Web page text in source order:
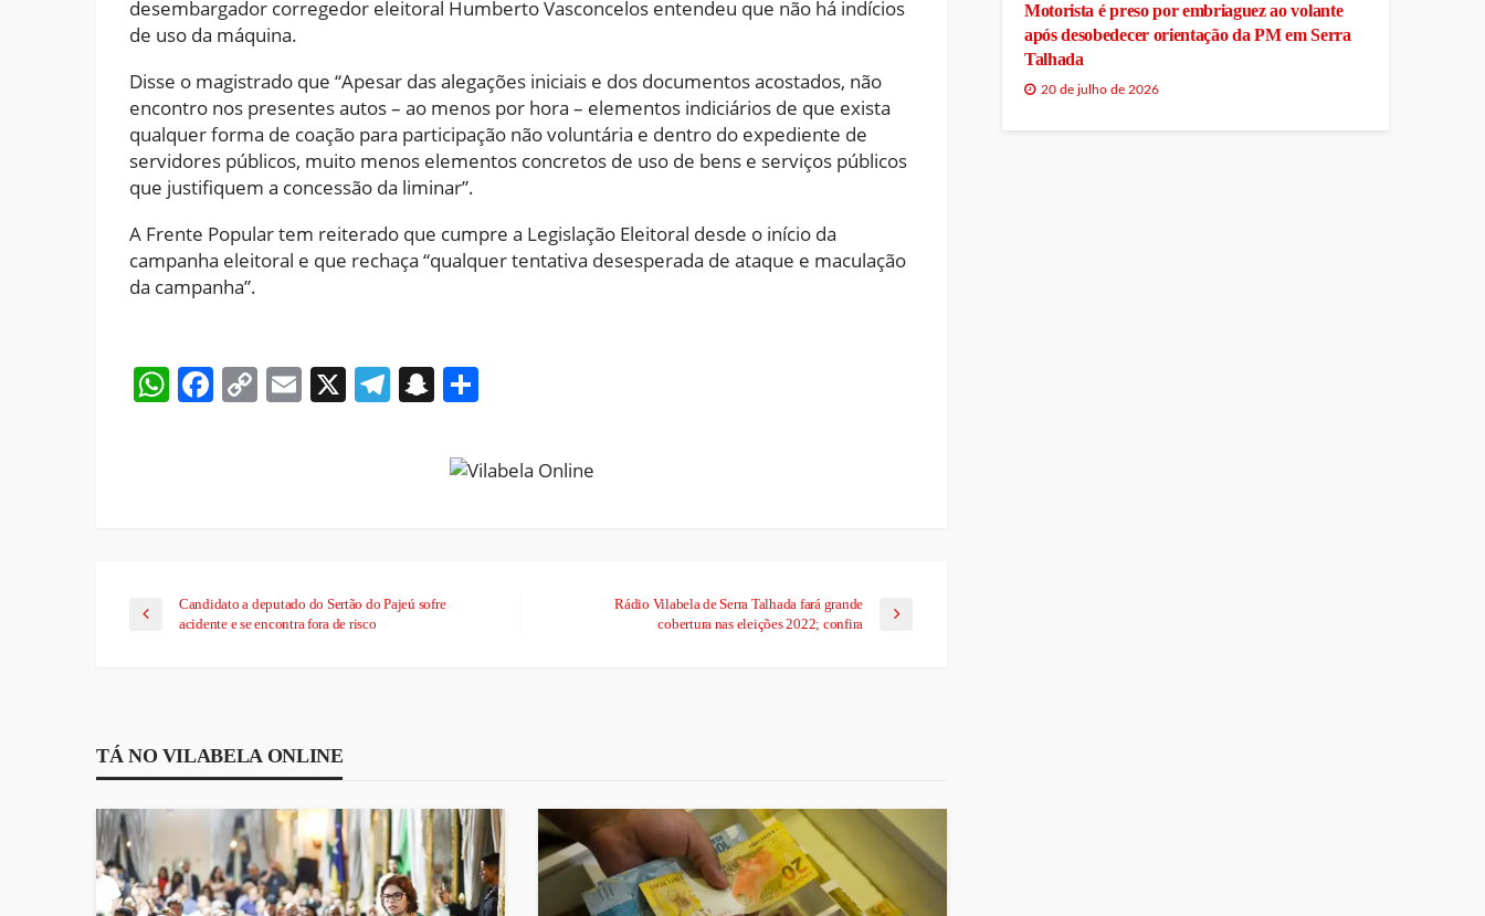
desembargador corregedor eleitoral Humberto Vasconcelos entendeu que não há indícios
de uso da máquina.
Disse o magistrado que “Apesar das alegações iniciais e dos documentos acostados, não
encontro nos presentes autos – ao menos por hora – elementos indiciários de que exista
qualquer forma de coação para participação não voluntária e dentro do expediente de
servidores públicos, muito menos elementos concretos de uso de bens e serviços públicos
que justifiquem a concessão da liminar”.
A Frente Popular tem reiterado que cumpre a Legislação Eleitoral desde o início da
campanha eleitoral e que rechaça “qualquer tentativa desesperada de ataque e maculação
da campanha”.
WhatsApp
Facebook
CopyEmail
X Telegram
Snapchat
Candidato a deputado do Sertão do Pajeú sofre
acidente e se encontra fora de risco
Rádio Vilabela de Serra Talhada fará grande
cobertura nas eleições 2022; confira
TÁ NO VILABELA ONLINE
Motorista é preso por embriaguez ao volante
após desobedecer orientação da PM em Serra
Talhada
20 de julho de 2026